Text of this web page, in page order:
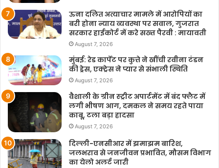
ऊना दलित अत्याचार मामले में आरोपियों का
बरी होना न्याय व्यवस्था पर सवाल, गुजरात
सरकार हाईकोर्ट में करे सख्त पैरवी : मायावती
August 7, 2026
मुंबई: रेड कार्पेट पर कुत्ते ने खींची रवीना टंडन
की ड्रेस, एक्ट्रेस ने प्यार से संभाली स्थिति
August 7, 2026
वैशाली के ग्रीन स्ट्रीट अपार्टमेंट में बंद फ्लैट में
लगी भीषण आग, दमकल ने समय रहते पाया
काबू, टला बड़ा हादसा
August 7, 2026
दिल्ली-एनसीआर में झमाझम बारिश,
जलभराव से जनजीवन प्रभावित, मौसम विभाग
का येलो अलर्ट जारी